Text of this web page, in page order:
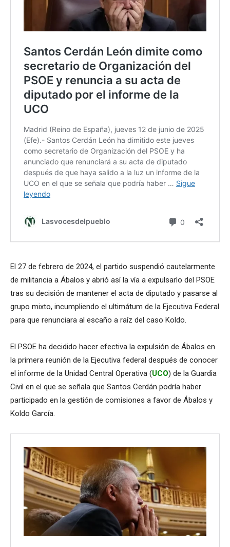
El 27 de febrero de 2024, el partido suspendió cautelarmente
de militancia a Ábalos y abrió así la vía a expulsarlo del PSOE
tras su decisión de mantener el acta de diputado y pasarse al
grupo mixto, incumpliendo el ultimátum de la Ejecutiva Federal
para que renunciara al escaño a raíz del caso Koldo.
El PSOE ha decidido hacer efectiva la expulsión de Ábalos en
la primera reunión de la Ejecutiva federal después de conocer
el informe de la Unidad Central Operativa (UCO) de la Guardia
Civil en el que se señala que Santos Cerdán podría haber
participado en la gestión de comisiones a favor de Ábalos y
Koldo García.